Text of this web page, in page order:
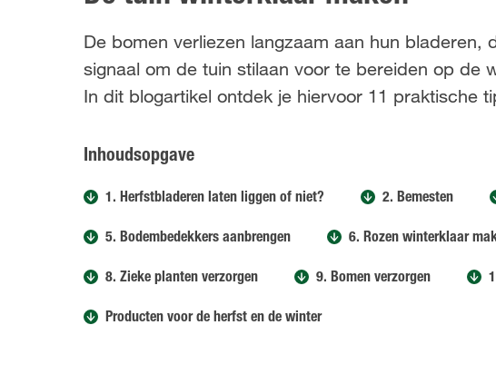
De bomen verliezen langzaam aan hun
signaal om de tuin stilaan voor te bereiden op de
In dit blogartikel ontdek je hiervoor 11 praktische
Inhoudsopgave
1. Herfstbladeren laten liggen of niet? 2. Bemesten
5. Bodembedekkers aanbrengen 6. Rozen winterklaar
8. Zieke planten verzorgen 9. Bomen verzorgen
Producten voor de herfst en de winter